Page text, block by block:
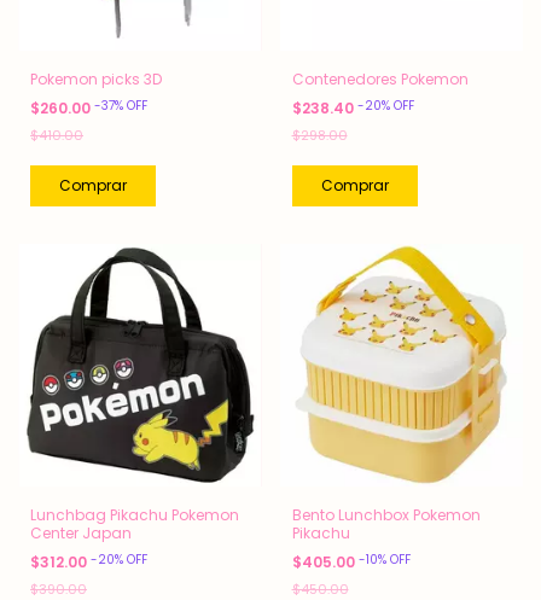
Pokemon picks 3D
$260.00 -37% OFF
$410.00
Contenedores Pokemon
$238.40 -20% OFF
$298.00
Lunchbag Pikachu Pokemon
Center Japan
$312.00 -20% OFF
$390.00
Bento Lunchbox Pokemon
Pikachu
$405.00 -10% OFF
$450.00